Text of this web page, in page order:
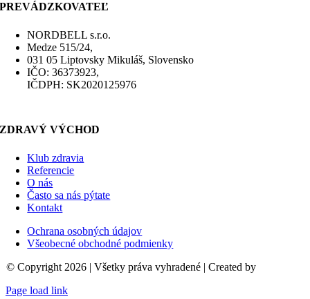
PREVÁDZKOVATEĽ
NORDBELL s.r.o.
Medze 515/24,
031 05 Liptovsky Mikuláš, Slovensko
IČO: 36373923,
IČDPH: SK2020125976
ZDRAVÝ VÝCHOD
Klub zdravia
Referencie
O nás
Často sa nás pýtate
Kontakt
Ochrana osobných údajov
Všeobecné obchodné podmienky
© Copyright 2026 | Všetky práva vyhradené | Created by
Page load link